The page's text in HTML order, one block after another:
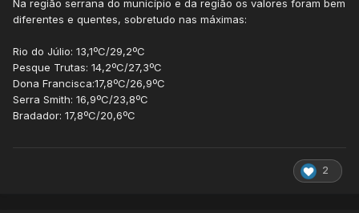
Na região serrana do município e da região os valores foram bem
diferentes e quentes, sobretudo nas máximas:
Rio do Júlio: 13,1ºC/29,2ºC
Pesque Trutas: 14,2ºC/27,3ºC
Dona Francisca:17,8ºC/26,9ºC
Serra Smith: 16,9ºC/23,8ºC
Bradador: 17,8ºC/20,6ºC
2